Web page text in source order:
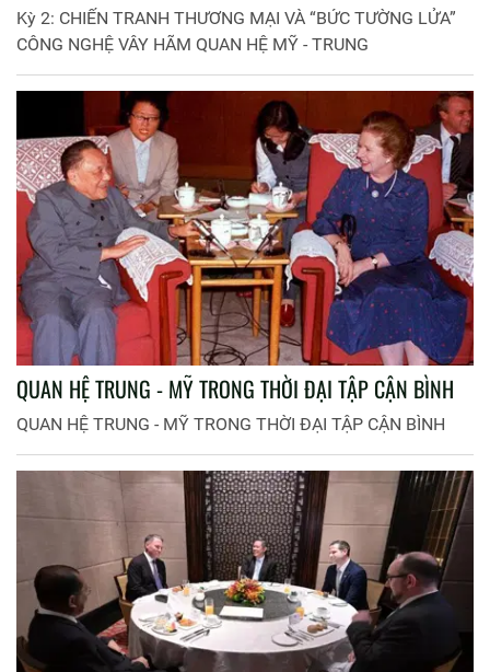
Kỳ 2: CHIẾN TRANH THƯƠNG MẠI VÀ “BỨC TƯỜNG LỬA”
CÔNG NGHỆ VÂY HÃM QUAN HỆ MỸ - TRUNG
QUAN HỆ TRUNG - MỸ TRONG THỜI ĐẠI TẬP CẬN BÌNH
QUAN HỆ TRUNG - MỸ TRONG THỜI ĐẠI TẬP CẬN BÌNH